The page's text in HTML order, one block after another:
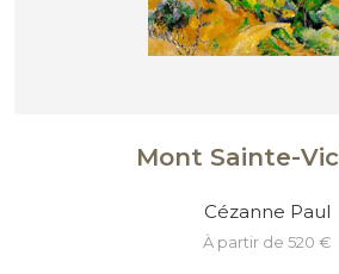
Mont Sainte-
Cézanne Paul
à partir de 520 €